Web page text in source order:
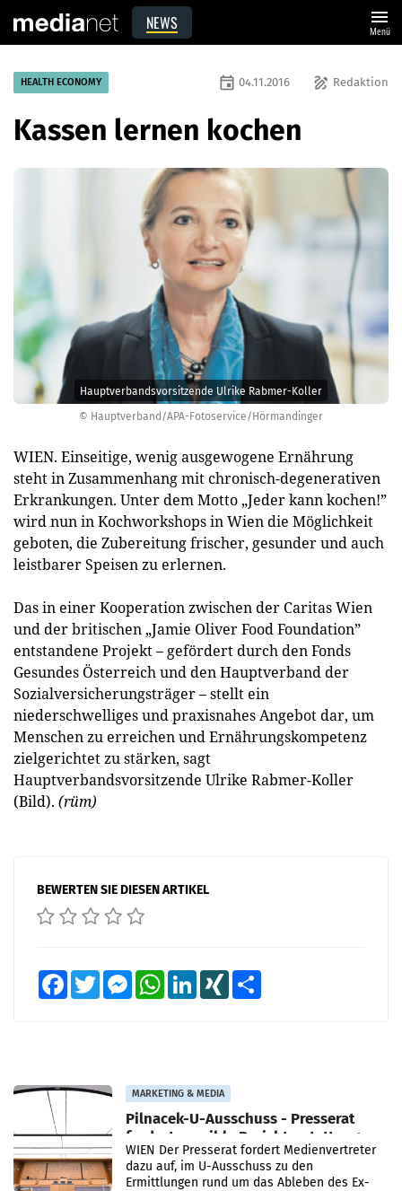
NEWS menu
Menü
© Hauptverband/APA-Fotoservice/Hörmandinger
Hauptverbandsvorsitzende Ulrike Rabmer-Koller
HEALTH ECONOMY draw Redaktion
event 04.11.2016
Kassen lernen kochen
WIEN. Einseitige, wenig ausgewogene Ernährung
steht in Zusammenhang mit chronisch-degenerativen
Erkrankungen. Unter dem Motto „Jeder kann kochen!”
wird nun in Kochworkshops in Wien die Möglichkeit
geboten, die Zubereitung frischer, gesunder und auch
leistbarer Speisen zu erlernen.
Das in einer Kooperation zwischen der Caritas Wien
und der britischen „Jamie Oliver Food Foundation”
entstandene Projekt – gefördert durch den Fonds
Gesundes Österreich und den Hauptverband der
Sozialversicherungsträger – stellt ein
niederschwelliges und praxisnahes Angebot dar, um
Menschen zu erreichen und Ernährungskompetenz
zielgerichtet zu stärken, sagt
Hauptverbandsvorsitzende Ulrike Rabmer-Koller
(Bild). (rüm)
BEWERTEN SIE DIESEN ARTIKEL
FacebookTwitter MessengerWhatsAppLinkedInXING
MARKETING & MEDIA
Pilnacek-U-Ausschuss - Presserat
fordert sensible Berichterstattung
WIEN Der Presserat fordert Medienvertreter
dazu auf, im U-Ausschuss zu den
Ermittlungen rund um das Ableben des Ex-